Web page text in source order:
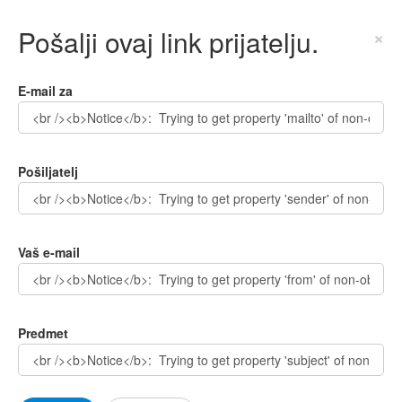
Pošalji ovaj link prijatelju. ×
E-mail za
Pošiljatelj
Vaš e-mail
Predmet